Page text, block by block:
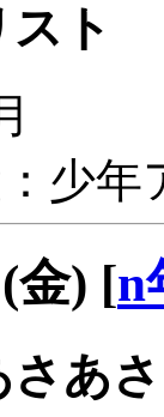
ト
少年
金) [n
あ